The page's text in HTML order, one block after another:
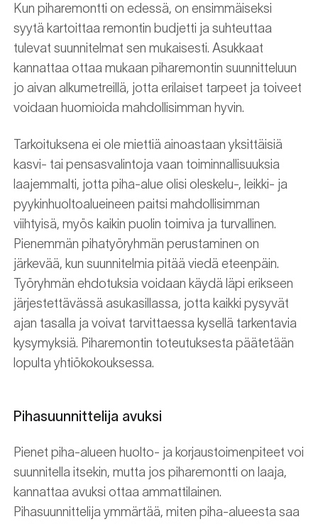
Kun piharemontti on edessä, on ensimmäiseksi
syytä kartoittaa remontin budjetti ja suhteuttaa
tulevat suunnitelmat sen mukaisesti. Asukkaat
kannattaa ottaa mukaan piharemontin suunnitteluun
jo aivan alkumetreillä, jotta erilaiset tarpeet ja toiveet
voidaan huomioida mahdollisimman hyvin.
Tarkoituksena ei ole miettiä ainoastaan yksittäisiä
kasvi- tai pensasvalintoja vaan toiminnallisuuksia
laajemmalti, jotta piha-alue olisi oleskelu-, leikki- ja
pyykinhuoltoalueineen paitsi mahdollisimman
viihtyisä, myös kaikin puolin toimiva ja turvallinen.
Pienemmän pihatyöryhmän perustaminen on
järkevää, kun suunnitelmia pitää viedä eteenpäin.
Työryhmän ehdotuksia voidaan käydä läpi erikseen
järjestettävässä asukasillassa, jotta kaikki pysyvät
ajan tasalla ja voivat tarvittaessa kysellä tarkentavia
kysymyksiä. Piharemontin toteutuksesta päätetään
lopulta yhtiökokouksessa.
Pihasuunnittelija avuksi
Pienet piha-alueen huolto- ja korjaustoimenpiteet voi
suunnitella itsekin, mutta jos piharemontti on laaja,
kannattaa avuksi ottaa ammattilainen.
Pihasuunnittelija ymmärtää, miten piha-alueesta saa